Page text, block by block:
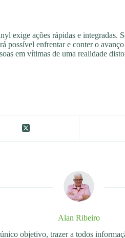
exige ações rápidas e integradas.
possível enfrentar e conter o
em vítimas de uma realidade
Alan Ribeiro
objetivo, trazer a todos